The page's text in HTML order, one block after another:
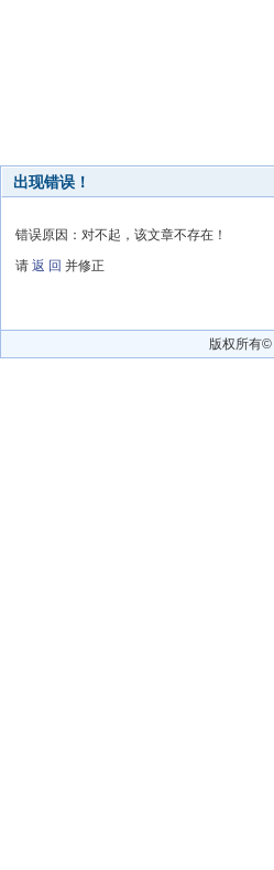
出现错误！
错误原因：对不起，该文章不存在！
请 返 回 并修正
版权所有©